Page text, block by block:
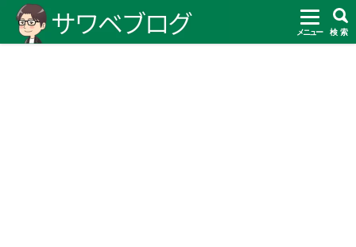
メニュー 検 索